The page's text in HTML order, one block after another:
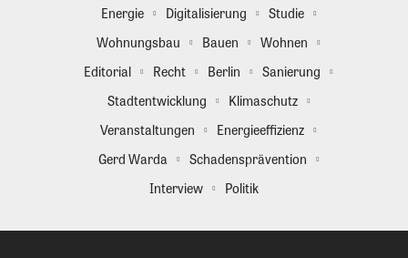
Energie Digitalisierung
Studie
Wohnungsbau
Bauen
Wohnen
Editorial
Recht Berlin
Sanierung
Stadtentwicklung
Klimaschutz
Veranstaltungen
Energieeffizienz
Gerd Warda
Schadensprävention
Interview
Politik